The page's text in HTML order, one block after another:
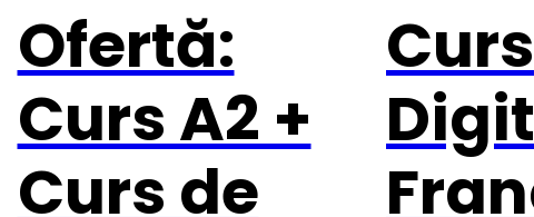
Ofertă:
Curs A2 +
Curs de
Curs